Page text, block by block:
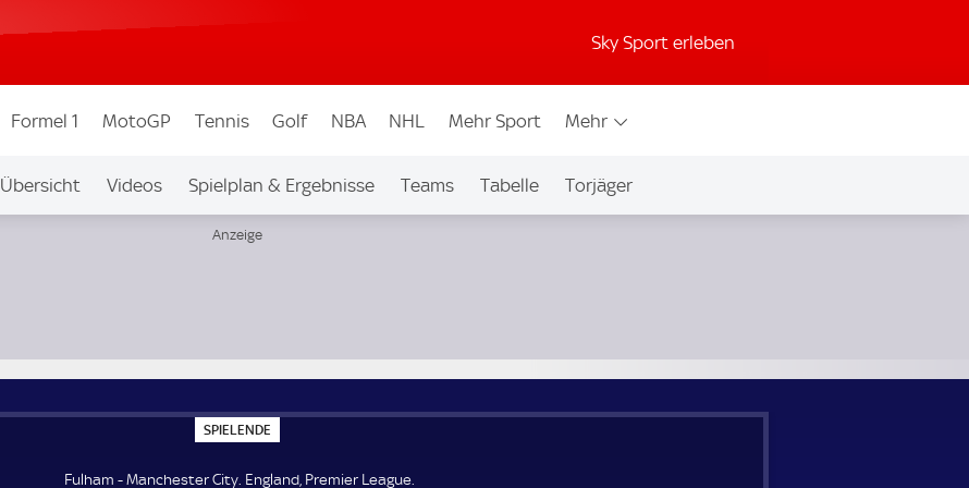
Sky Sport erleben
Formel 1 MotoGP Tennis Golf NBA NHL Mehr Sport Mehr
Übersicht Videos Spielplan & Ergebnisse Teams Tabelle Torjäger
Auf Sky
SPIELENDE
P
E
Fulham - Manchester City. England, Premier League.